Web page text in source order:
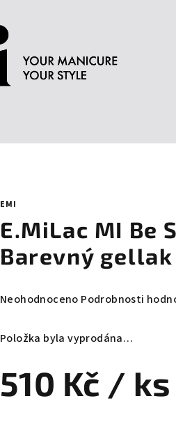
EMI
E.MiLac MI Be
Barevný gellak
Průměrné
produktu
z
5
Neohodnoceno Podrobnosti
Položka byla vyprodána…
510 Kč / ks